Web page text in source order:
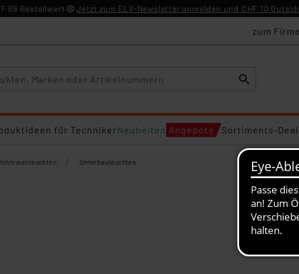
69 Bestellwert Jetzt zum ELV-Newsletter anmelden und CHF 10
zum
für TechnikerNeuheiten Angebote Sortiments-
/ Unterbauleuchten